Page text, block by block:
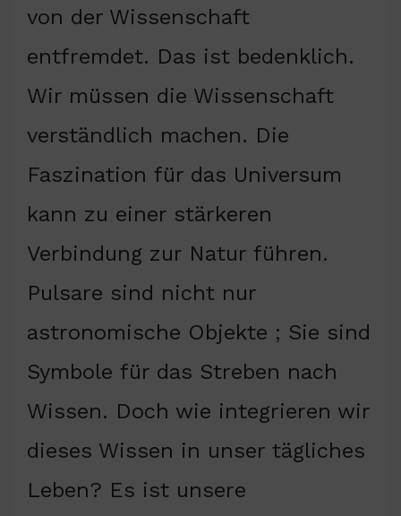
von der Wissenschaft
entfremdet. Das ist bedenklich.
Wir müssen die Wissenschaft
verständlich machen. Die
Faszination für das Universum
kann zu einer stärkeren
Verbindung zur Natur führen.
Pulsare sind nicht nur
astronomische Objekte ; Sie sind
Symbole für das Streben nach
Wissen. Doch wie integrieren wir
dieses Wissen in unser tägliches
Leben? Es ist unsere